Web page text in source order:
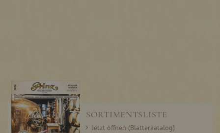
SORTIMENTSLISTE
Jetzt öffnen (Blätterkatalog)